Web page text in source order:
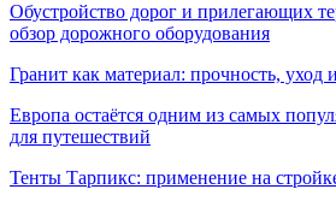
Обустройство дорог и прилегающих
обзор дорожного оборудования
Гранит как материал: прочность, уход
Европа остаётся одним из самых
для путешествий
Тенты Тарпикс: применение на